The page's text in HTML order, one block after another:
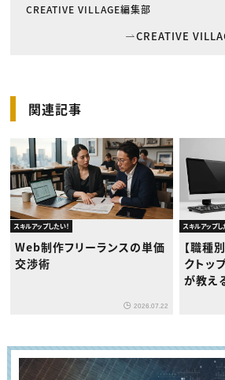
CREATIVE VILLAGE編集部
CREATIVE
関連記事
スキルアップしたい！
Web制作フリーランスの単価
交渉術
2026.07.22
スキルアップし
【職種
クトッ
が教え